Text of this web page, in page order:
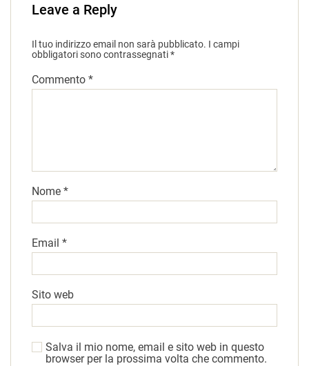
Leave a Reply
Il tuo indirizzo email non sarà pubblicato. I campi
obbligatori sono contrassegnati*
Commento *
Nome *
Email *
Sito web
Salva il mio nome, email e sito web in questo
browser per la prossima volta che commento.